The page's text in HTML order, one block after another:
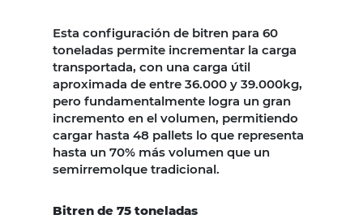
Esta configuración de bitren para 60
toneladas permite incrementar la carga
transportada, con una carga útil
aproximada de entre 36.000 y 39.000kg,
pero fundamentalmente logra un gran
incremento en el volumen, permitiendo
cargar hasta 48 pallets lo que representa
hasta un 70% más volumen que un
semirremolque tradicional.
Bitren de 75 toneladas